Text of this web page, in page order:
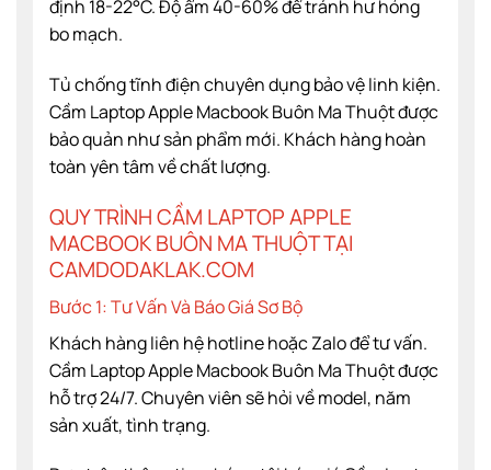
định 18-22°C. Độ ẩm 40-60% để tránh hư hỏng
bo mạch.
Tủ chống tĩnh điện chuyên dụng bảo vệ linh kiện.
Cầm Laptop Apple Macbook Buôn Ma Thuột được
bảo quản như sản phẩm mới. Khách hàng hoàn
toàn yên tâm về chất lượng.
QUY TRÌNH CẦM LAPTOP APPLE
MACBOOK BUÔN MA THUỘT TẠI
CAMDODAKLAK.COM
Bước 1: Tư Vấn Và Báo Giá Sơ Bộ
Khách hàng liên hệ hotline hoặc Zalo để tư vấn.
Cầm Laptop Apple Macbook Buôn Ma Thuột được
hỗ trợ 24/7. Chuyên viên sẽ hỏi về model, năm
sản xuất, tình trạng.